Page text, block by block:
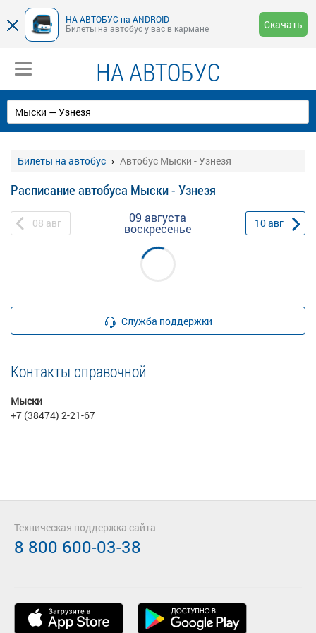
НА-АВТОБУС на ANDROID
Билеты на автобус у вас в кармане
Скачать
НА АВТОБУС
Билеты на автобус Автобус Мыски - Узнезя
Расписание автобуса Мыски - Узнезя
08 авг 09 августа
воскресенье 10авг
Служба поддержки
Контакты справочной
Мыски
+7 (38474) 2-21-67
Техническая поддержка сайта
8 800 600-03-38